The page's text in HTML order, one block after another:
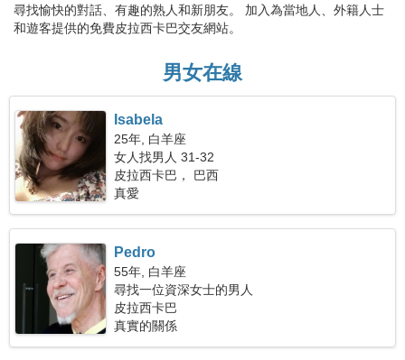
尋找愉快的對話、有趣的熟人和新朋友。 加入為當地人、外籍人士
和遊客提供的免費皮拉西卡巴交友網站。
男女在線
Isabela
25年, 白羊座
女人找男人 31-32
皮拉西卡巴， 巴西
真愛
Pedro
55年, 白羊座
尋找一位資深女士的男人
皮拉西卡巴
真實的關係